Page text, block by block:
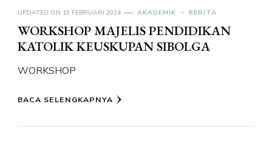
UPDATED ON 19 FEBRUARI 2024 AKADEMIK BERITA
WORKSHOP MAJELIS PENDIDIKAN
KATOLIK KEUSKUPAN SIBOLGA
WORKSHOP
BACA SELENGKAPNYA